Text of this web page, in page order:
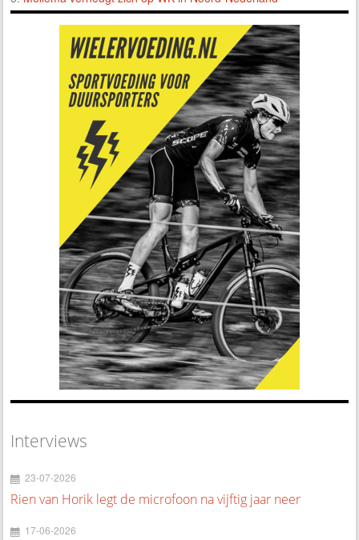
Interviews
23-07-2026
Rien van Horik legt de microfoon na vijftig jaar neer
17-06-2026